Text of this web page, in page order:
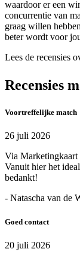
waardoor er een
concurrentie van
graag willen
beter wordt voor
Lees de recensies
Recensies
Voortreffelijke match
26 juli 2026
Via Marketingkaart
Vanuit hier het
bedankt!
- Natascha van de
Goed contact
20 juli 2026